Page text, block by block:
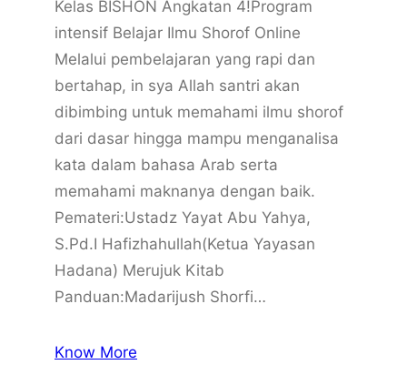
Kelas BISHON Angkatan 4!Program
intensif Belajar Ilmu Shorof Online
Melalui pembelajaran yang rapi dan
bertahap, in sya Allah santri akan
dibimbing untuk memahami ilmu shorof
dari dasar hingga mampu menganalisa
kata dalam bahasa Arab serta
memahami maknanya dengan baik.
Pemateri:Ustadz Yayat Abu Yahya,
S.Pd.I Hafizhahullah(Ketua Yayasan
Hadana) Merujuk Kitab
Panduan:Madarijush Shorfi…
Know More